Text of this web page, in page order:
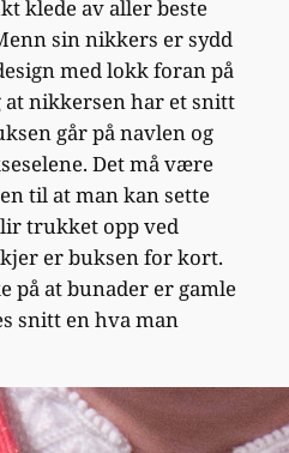
klede av aller beste
sin nikkers er sydd
med lokk foran på
nikkersen har et snitt
går på navlen og
Det må være
til at man kan sette
trukket opp ved
er buksen for kort.
på at bunader er gamle
snitt en hva man